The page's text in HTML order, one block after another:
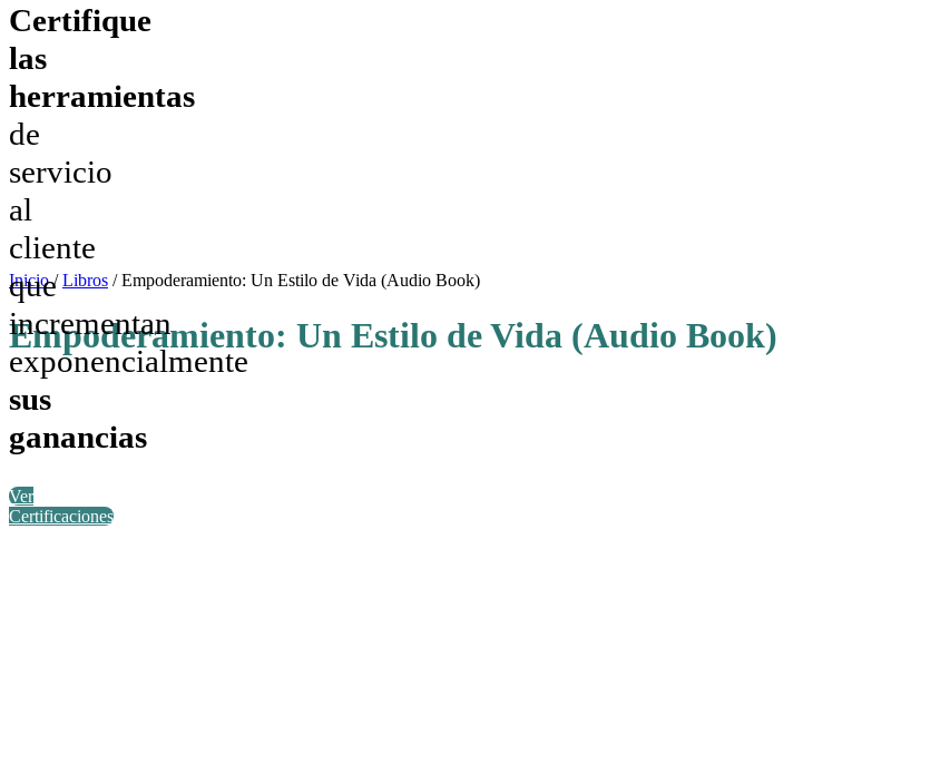
Certifique
las
herramientas
de
servicio
al
cliente
que
incrementan
exponencialmente
sus
ganancias
Ver
Certificaciones
Inicio/Libros / Empoderamiento: Un Estilo de Vida (Audio Book)
Empoderamiento: Un Estilo de Vida (Audio Book)